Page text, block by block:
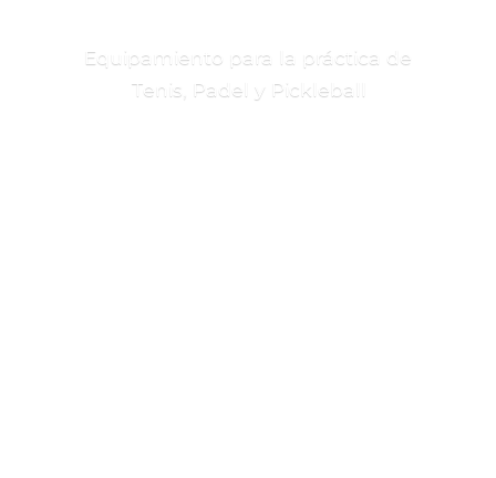
Equipamiento para la práctica de
Tenis, Padel
y Pickleball